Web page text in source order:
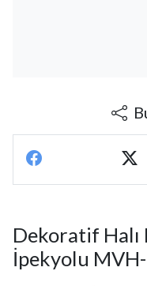
Dekoratif Halı
İpekyolu